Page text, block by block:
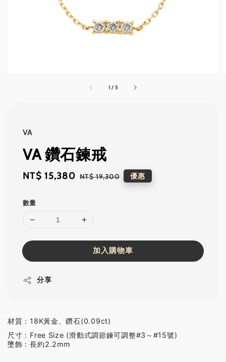
1 / 5
VA
VA 鑽石鍊戒
Sale
NT$ 15,380 Regular
NT$ 19,300 優惠
數量
加入購物車
分享
材質：18K黃金、鑽石(0.09ct)
尺寸：Free Size (滑動式調節鍊可調整#3～#15號)
墜飾：長約2.2mm